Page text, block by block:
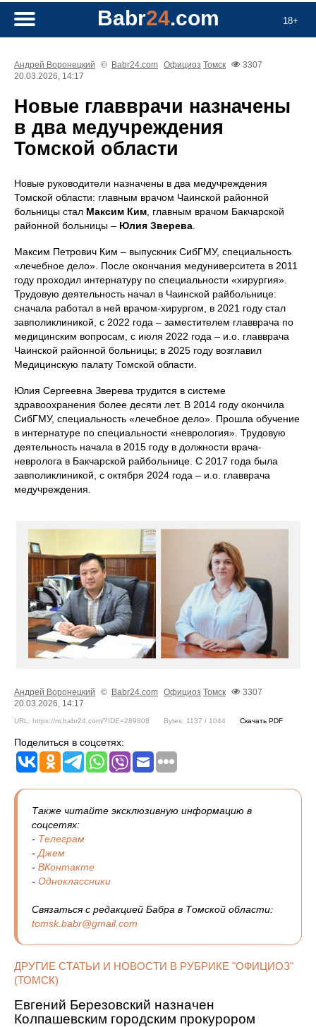
18+
Babr24.com
Андрей Воронецкий © Babr24.com Официоз Томск
3307
20.03.2026, 14:17
Новые главврачи назначены
в два медучреждения
Томской области
Новые руководители назначены в два медучреждения
Томской области: главным врачом Чаинской районной
больницы стал Максим Ким , главным врачом Бакчарской
районной больницы – Юлия Зверева
Максим Петрович Ким – выпускник СибГМУ, специальность
«лечебное дело». После окончания медуниверситета в 2011
году проходил интернатуру по специальности «хирургия».
Трудовую деятельность начал в Чаинской райбольнице:
сначала работал в ней врачом-хирургом, в 2021 году стал
завполиклиникой, с 2022 года – заместителем главврача по
медицинским вопросам, с июля 2022 года – и.о. главврача
Чаинской районной больницы; в 2025 году возглавил
Медицинскую палату Томской области.
Юлия Сергеевна Зверева трудится в системе
здравоохранения более десяти лет. В 2014 году окончила
СибГМУ, специальность «лечебное дело». Прошла обучение
в интернатуре по специальности «неврология». Трудовую
деятельность начала в 2015 году в должности врача-
невролога в Бакчарской райбольнице. С 2017 года была
завполиклиникой, с октября 2024 года – и.о. главврача
медучреждения.
Андрей Воронецкий © Babr24.com Официоз Томск
3307
20.03.2026, 14:17
URL: https://m.babr24.com/?IDE=289808 Bytes: 1137 / 1044 Скачать PDF
Поделиться в соцсетях:
Также читайте эксклюзивную информацию в
соцсетях:
- Телеграм
- Джем
- ВКонтакте
- Одноклассники
Связаться с редакцией Бабра в Томской области:
tomsk.babr@gmail.com
ДРУГИЕ СТАТЬИ И НОВОСТИ В РУБРИКЕ "ОФИЦИОЗ"
(ТОМСК)
Евгений Березовский назначен
Колпашевским городским прокурором